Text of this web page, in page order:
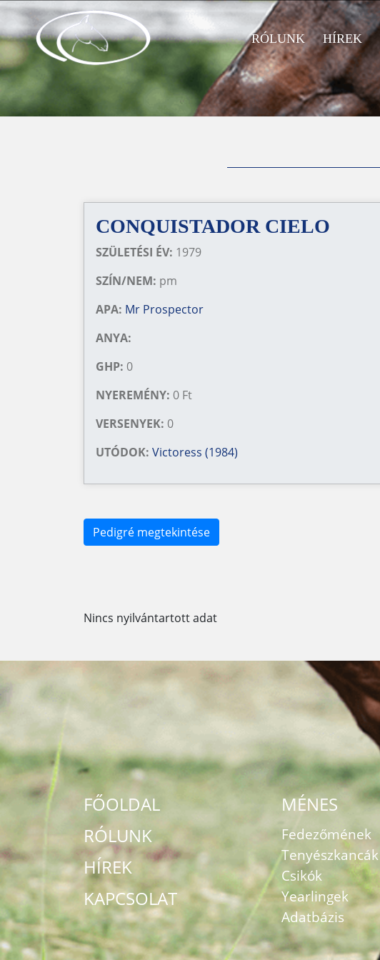
RÓLUNK HÍREK
CONQUISTADOR CIELO
SZÜLETÉSI ÉV: 1979
SZÍN/NEM: pm
APA: Mr Prospector
ANYA:
GHP: 0
NYEREMÉNY: 0 Ft
VERSENYEK: 0
UTÓDOK: Victoress (1984)
Pedigré megtekintése
Nincs nyilvántartott adat
FŐOLDAL
RÓLUNK
HÍREK
KAPCSOLAT
MÉNES
Fedezőmének
Tenyészkancák
Csikók
Yearlingek
Adatbázis